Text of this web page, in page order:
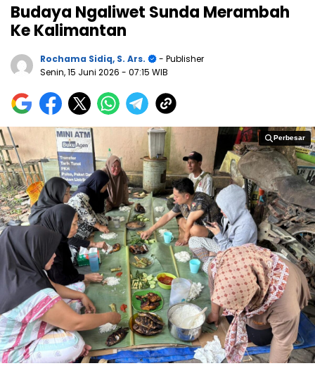
Budaya Ngaliwet Sunda Merambah
Ke Kalimantan
Rochama Sidiq, S. Ars.
- Publisher
Senin, 15 Juni 2026 - 07:15 WIB
Perbesar
Perbesar